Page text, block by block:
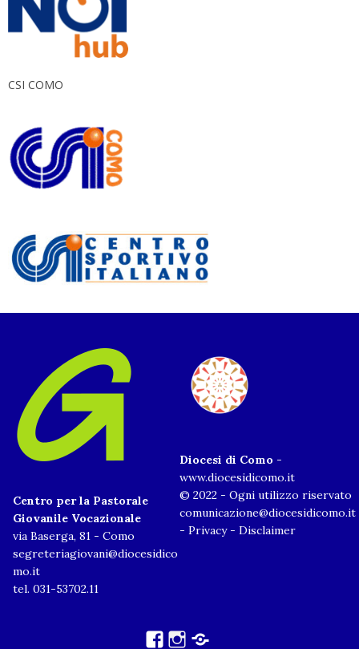
CSI COMO
Centro per la Pastorale
Giovanile Vocazionale
via Baserga, 81 - Como
segreteriagiovani@diocesidico
mo.it
tel. 031-53702.11
Diocesi di Como -
www.diocesidicomo.it
© 2022 - Ogni utilizzo riservato
comunicazione@diocesidicomo.it
- Privacy- Disclaimer